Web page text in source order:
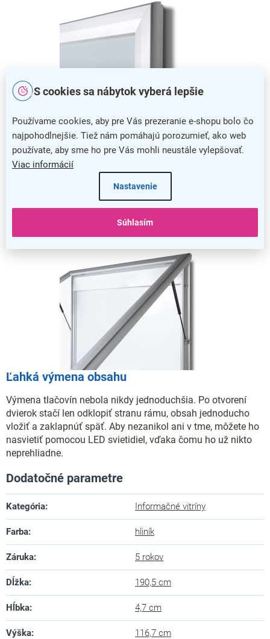
S cookies sa nábytok vyberá lepšie
Používame cookies, aby pre Vás prezeranie e-shopu bolo čo
najpohodlnejšie. Tiež nám pomáhajú porozumieť, ako web
používate, aby sme ho pre Vás mohli neustále vylepšovať.
Viac informácií
Nastavenie
Súhlasím
Pevná konštrukcia
Elegantný rám je vyrobený z pevného hliníka, ktorý je veľmi
odolný a spoľahlivo tak ochráni prezentovaný obsah.
Navyše vďaka svojej univerzálnej farbe zapadne kamkoľvek.
Ľahká výmena obsahu
Výmena tlačovín nebola nikdy jednoduchšia. Po otvorení
dvierok stačí len odklopiť stranu rámu, obsah jednoducho
vložiť a zaklapnúť späť. Aby nezanikol ani v tme, môžete ho
nasvietiť pomocou LED svietidiel, vďaka čomu ho už nikto
neprehliadne.
Dodatočné parametre
Kategória: Informačné vitríny
Farba: hliník
Záruka: 5 rokov
Dĺžka: 190,5 cm
Hĺbka: 4,7 cm
Výška: 116,7 cm